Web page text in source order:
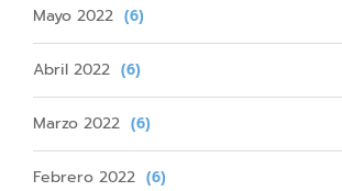
Mayo 2022 (6)
Abril 2022 (6)
Marzo 2022 (6)
Febrero 2022 (6)